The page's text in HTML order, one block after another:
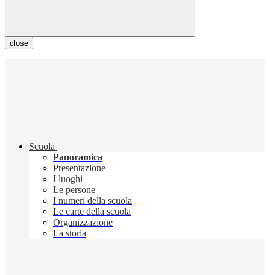
close
Scuola
Panoramica
Presentazione
I luoghi
Le persone
I numeri della scuola
Le carte della scuola
Organizzazione
La storia